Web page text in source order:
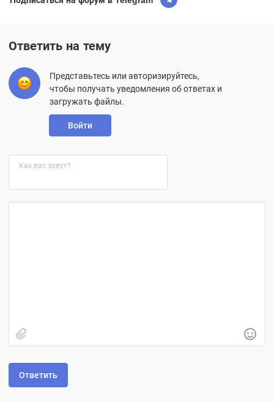
Ответить на тему
Представьтесь или авторизируйтесь,
чтобы получать уведомления об ответах и
загружать файлы.
Войти
Как вас зовут?